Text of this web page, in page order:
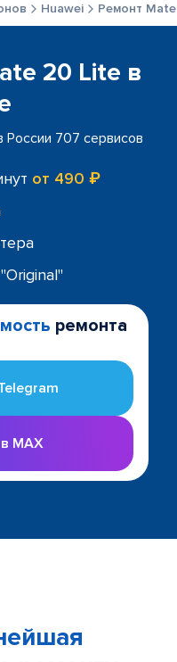
Huawei Ремонт
20 Lite в
России 707 сервисов
от 490 ₽
ремонта
MAX